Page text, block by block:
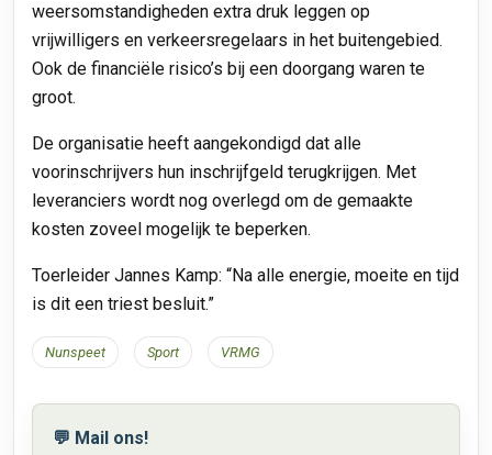
weersomstandigheden extra druk leggen op
vrijwilligers en verkeersregelaars in het buitengebied.
Ook de financiële risico’s bij een doorgang waren te
groot.
De organisatie heeft aangekondigd dat alle
voorinschrijvers hun inschrijfgeld terugkrijgen. Met
leveranciers wordt nog overlegd om de gemaakte
kosten zoveel mogelijk te beperken.
Toerleider Jannes Kamp: “Na alle energie, moeite en tijd
is dit een triest besluit.”
Nunspeet Sport VRMG
💬 Mail ons!